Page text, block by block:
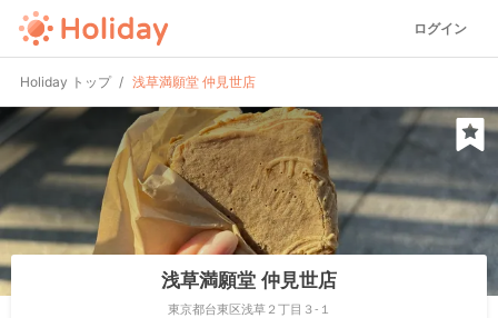
ログイン
Holiday トップ 浅草満願堂 仲見世店
浅草満願堂 仲見世店
東京都台東区浅草２丁目３-１